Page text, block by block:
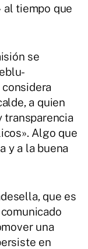
al tiempo que
se
a quien
transparencia
Algo que
y a la buena
que es
una
en